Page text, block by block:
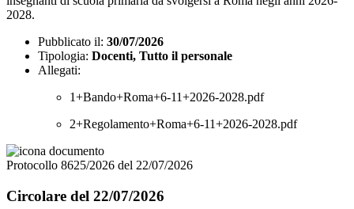
2028.
Pubblicato il: 30/07/2026
Tipologia: Docenti, Tutto il personale
Allegati:
1+Bando+Roma+6-11+2026-2028.pdf
2+Regolamento+Roma+6-11+2026-2028.pdf
Protocollo 8625/2026 del 22/07/2026
Circolare del 22/07/2026